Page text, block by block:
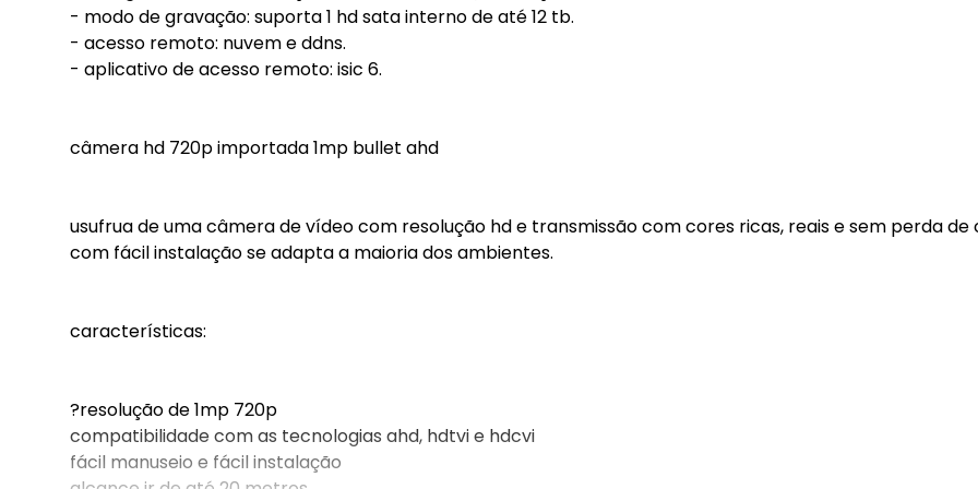
- modo de gravação: suporta 1 hd sata interno de até 12 tb.
- acesso remoto: nuvem e ddns.
- aplicativo de acesso remoto: isic 6.
câmera hd 720p importada 1mp bullet ahd
usufrua de uma câmera de vídeo com resolução hd e transmissão com cores ricas, reais e sem perda de
com fácil instalação se adapta a maioria dos ambientes.
características:
?resolução de 1mp 720p
compatibilidade com as tecnologias ahd, hdtvi e hdcvi
fácil manuseio e fácil instalação